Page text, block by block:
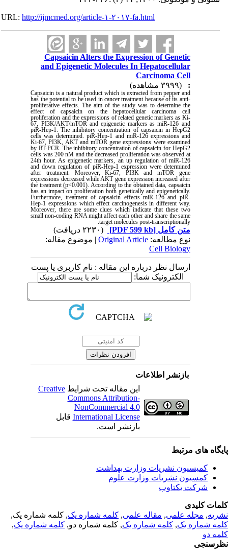
URL:http://ijmcmed.org/article-۱-۲۰۱۷-fa.html
Capsaicin Alters the Expression of Genetic
and Epigenetic Molecules In Hepatocellular
Carcinoma Cell
Capsaicin is a natural product which is extracted from pepper and
has the potential to be used in cancer treatment because of its anti-
proliferative effects. The aim of the study was to determine the
effect of capsaicin on the hepatocellular carcinoma cell
proliferation and the expressions of related genetic markers as Ki-
67, PI3K/AKT/mTOR and epigenetic markers as miR-126 and
piR-Hep-1. The inhibitory concentration of capsaicin in HepG2
cells was determined. piR-Hep-1 and miR-126 expressions and
Ki-67, PI3K, AKT and mTOR gene expressions were examined
by RT-PCR. The inhibitory concentration of capsaicin for HepG2
cells was 200 nM and the decreased proliferation was observed at
24th hour. As epigenetic markers, an up regulation of miR-126
and down regulation of piR-Hep-1 expression were determined
after treatment. Moreover, Ki-67, PI3K and mTOR gene
expressions decreased while AKT gene expression increased after
the treatment (p<0.001). According to the obtained data, capsaicin
has an impact on proliferation both genetically and epigenetically.
Furthermore, treatment of capsaicin effects miR-126 and piR-
Hep-1 expressions which effect carcinogenesis in different way.
Moreover, there are some clues which indicate that these two
small non-coding RNA might affect each other and share the same
target molecules post-transcriptionally.
متن کامل[PDF 599 kb]
نوع مطالعه:Original Article| موضوع مقاله:
Cell Biology
ارسال نظر درباره این مقاله : نام کاربری یا پست
الکترونیک شما:
بازنشر اطلاعات
این مقاله تحت شرایطCreative
Commons Attribution-
NonCommercial 4.0
International Licenseقابل
بازنشر است.
های مرتبط
کمیسیون نشریات وزارت بهداشت
کمسیون نشریات وزارت علوم
شرکت یکتاوب
کلیدی
,مجله علمی, مقاله علمی, کلمه شماره یک, کلمه شماره یک,
شماره یک,کلمه شماره یک, کلمه شماره دو,کلمه شماره یک,
دو